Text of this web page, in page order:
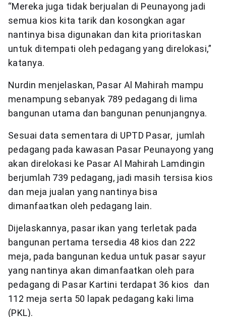
“Mereka juga tidak berjualan di Peunayong jadi
semua kios kita tarik dan kosongkan agar
nantinya bisa digunakan dan kita prioritaskan
untuk ditempati oleh pedagang yang direlokasi,”
katanya.
Nurdin menjelaskan, Pasar Al Mahirah mampu
menampung sebanyak 789 pedagang di lima
bangunan utama dan bangunan penunjangnya.
Sesuai data sementara di UPTD Pasar, jumlah
pedagang pada kawasan Pasar Peunayong yang
akan direlokasi ke Pasar Al Mahirah Lamdingin
berjumlah 739 pedagang, jadi masih tersisa kios
dan meja jualan yang nantinya bisa
dimanfaatkan oleh pedagang lain.
Dijelaskannya, pasar ikan yang terletak pada
bangunan pertama tersedia 48 kios dan 222
meja, pada bangunan kedua untuk pasar sayur
yang nantinya akan dimanfaatkan oleh para
pedagang di Pasar Kartini terdapat 36 kios dan
112 meja serta 50 lapak pedagang kaki lima
(PKL).